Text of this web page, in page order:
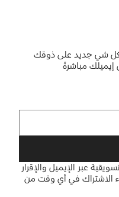
شي جديد على ذوقك
إيميلك مباشرةً
عبر الإيميل والإقرار
الاشتراك في أي وقت من